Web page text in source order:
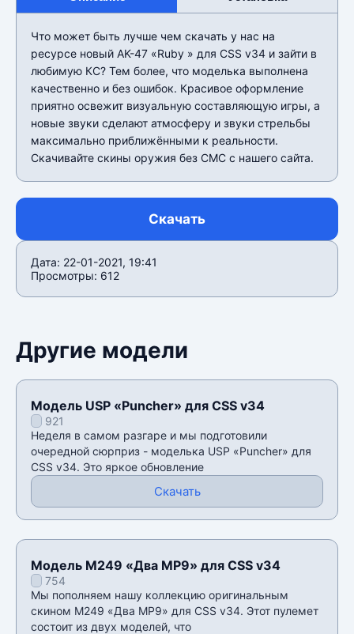
Что может быть лучше чем скачать у нас на
ресурсе новый AK-47 «Ruby » для CSS v34 и зайти в
любимую КС? Тем более, что моделька выполнена
качественно и без ошибок. Красивое оформление
приятно освежит визуальную составляющую игры, а
новые звуки сделают атмосферу и звуки стрельбы
максимально приближёнными к реальности.
Скачивайте скины оружия без СМС с нашего сайта.
Скачать
Дата: 22-01-2021, 19:41
Просмотры: 612
Другие модели
Модель USP «Puncher» для CSS v34
921
Неделя в самом разгаре и мы подготовили
очередной сюрприз - моделька USP «Puncher» для
CSS v34. Это яркое обновление
Скачать
Модель M249 «Два MP9» для CSS v34
754
Мы пополняем нашу коллекцию оригинальным
скином M249 «Два MP9» для CSS v34. Этот пулемет
состоит из двух моделей, что